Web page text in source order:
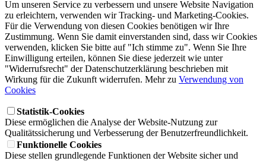
Um unseren Service zu verbessern und unsere Website Navigation
zu erleichtern, verwenden wir Tracking- und Marketing-Cookies.
Für die Verwendung von diesen Cookies benötigen wir Ihre
Zustimmung. Wenn Sie damit einverstanden sind, dass wir Cookies
verwenden, klicken Sie bitte auf "Ich stimme zu". Wenn Sie Ihre
Einwilligung erteilen, können Sie diese jederzeit wie unter
"Widerrufsrecht" der Datenschutzerklärung beschrieben mit
Wirkung für die Zukunft widerrufen. Mehr zu Verwendung von
Cookies
Statistik-Cookies
Diese ermöglichen die Analyse der Website-Nutzung zur
Qualitätssicherung und Verbesserung der Benutzerfreundlichkeit.
Funktionelle Cookies
Diese stellen grundlegende Funktionen der Website sicher und